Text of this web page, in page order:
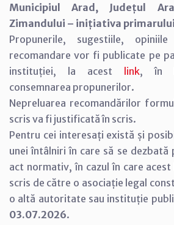
Municipiul Arad, Județul
Zimandului – inițiativa
Propunerile, sugestiile,
recomandare vor fi publicate pe
instituției, la acest link, în
consemnarea propunerilor.
Nepreluarea recomandărilor
scris va fi justificată în scris.
Pentru cei interesați există și
unei întâlniri în care să se dezbată
act normativ, în cazul în care
scris de către o asociație legal
o altă autoritate sau instituție
03.07.2026.